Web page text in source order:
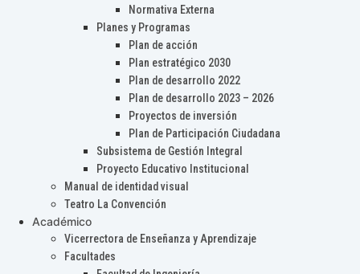
Normativa Externa
Planes y Programas
Plan de acción
Plan estratégico 2030
Plan de desarrollo 2022
Plan de desarrollo 2023 – 2026
Proyectos de inversión
Plan de Participación Ciudadana
Subsistema de Gestión Integral
Proyecto Educativo Institucional
Manual de identidad visual
Teatro La Convención
Académico
Vicerrectora de Enseñanza y Aprendizaje
Facultades